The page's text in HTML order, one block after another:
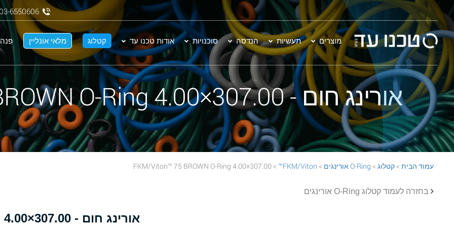
מוצרים תעשיות הנדסה סוכנויות אודות טכנו עד קטלוג מלאי אונליין פנה
03-6550606
אורינג חום - 307.00×4.00 FKM/Viton™ 75 BROWN O-Ring
עמוד הבית >קטלוג > O-Ring אורינגים >
FKM/Viton™
> 307.00×4.00 FKM/Viton™ 75 BROWN O-Ring
בחזרה לעמוד קטלוג O-Ring אורינגים